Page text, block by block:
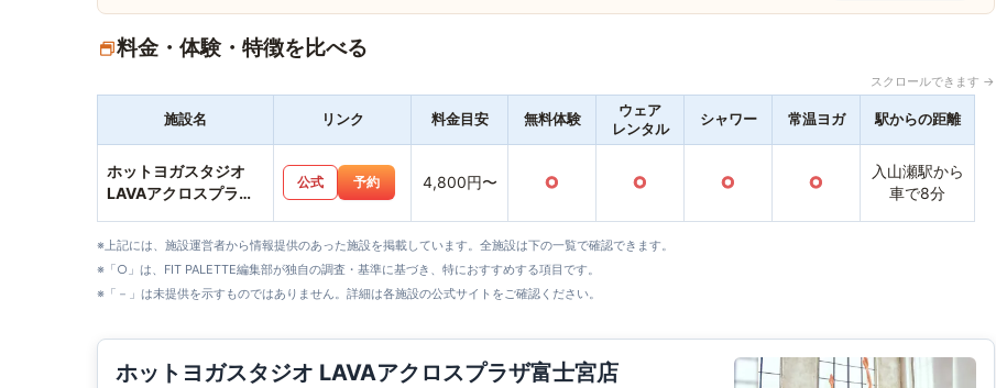
料金・体験・特徴を比べる
スクロールできます →
施設名 リンク 料金目安 無料体験
ウェア
レンタル
シャワー 常温ヨガ 駅からの距離
ホットヨガスタジオ
LAVAアクロスプラザ
公式 予約 4,800円〜 ○ ○ ○ ○
入山瀬駅から
車で8分
※上記には、施設運営者から情報提供のあった施設を掲載しています。全施設は下の一覧で確認できます。
※「○」は、FIT PALETTE編集部が独自の調査・基準に基づき、特におすすめする項目です。
※「－」は未提供を示すものではありません。詳細は各施設の公式サイトをご確認ください。
ホットヨガスタジオ LAVAアクロスプラザ富士宮店